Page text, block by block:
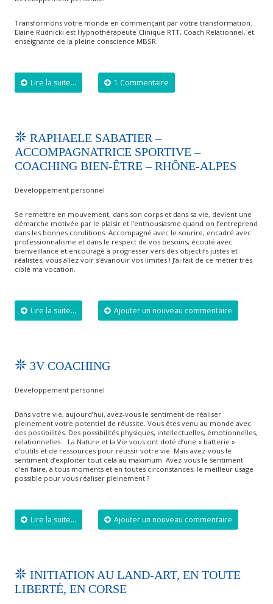
Transformons votre monde en commençant par votre transformation.
Elaine Rudnicki est Hypnothérapeute Clinique RTT, Coach Relationnel, et
enseignante de la pleine conscience MBSR.
Lire la suite... 1 Commentaire
RAPHAELE SABATIER –
ACCOMPAGNATRICE SPORTIVE –
COACHING BIEN-ÊTRE – RHÔNE-ALPES
Développement personnel
Se remettre en mouvement, dans son corps et dans sa vie, devient une
démarche motivée par le plaisir et l’enthousiasme quand on l’entreprend
dans les bonnes conditions. Accompagné avec le sourire, encadré avec
professionnalisme et dans le respect de vos besoins, écouté avec
bienveillance et encouragé à progresser vers des objectifs justes et
réalistes, vous allez voir s’évanouir vos limites ! J’ai fait de ce métier très
ciblé ma vocation.
Lire la suite... Ajouter un nouveau commentaire
3V COACHING
Développement personnel
Dans votre vie, aujourd’hui, avez-vous le sentiment de réaliser
pleinement votre potentiel de réussite. Vous êtes venu au monde avec
des possibilités. Des possibilités physiques, intellectuelles, émotionnelles,
relationnelles… La Nature et la Vie vous ont doté d’une « batterie »
d’outils et de ressources pour réussir votre vie. Mais avez-vous le
sentiment d’exploiter tout cela au maximum. Avez-vous le sentiment
d’en faire, à tous moments et en toutes circonstances, le meilleur usage
possible pour vous réaliser pleinement ?
Lire la suite... Ajouter un nouveau commentaire
INITIATION AU LAND-ART, EN TOUTE
LIBERTÉ, EN CORSE